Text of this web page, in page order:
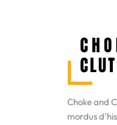
Choke and
mordus